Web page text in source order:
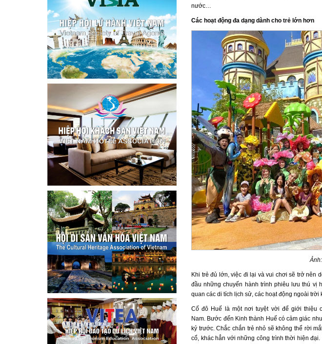
nước…
Các hoạt động đa dạng dành cho trẻ lớn hơn
Khi trẻ đủ lớn, việc đi lại và vui chơi sẽ trở nên
đầu những chuyến hành trình phiêu lưu thú vị
quan các di tích lịch sử, các hoạt động ngoài
Cố đô Huế là một nơi tuyệt vời để giới thiệu
Nam. Bước đến Kinh thành Huế có cảm giác
kỷ trước. Chắc chắn trẻ nhỏ sẽ không thể rời
cổ, khác hẳn với những công trình thời hiện